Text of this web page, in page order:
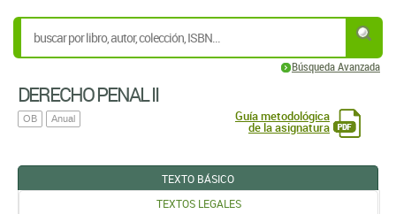
Búsqueda Avanzada
DERECHO PENAL II
OB Anual Guía metodológica
de la asignatura
TEXTO BÁSICO
TEXTOS LEGALES